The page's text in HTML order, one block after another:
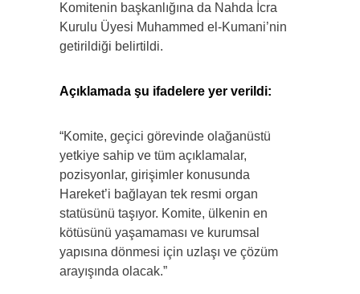
Komitenin başkanlığına da Nahda İcra
Kurulu Üyesi Muhammed el-Kumani’nin
getirildiği belirtildi.
Açıklamada şu ifadelere yer verildi:
“Komite, geçici görevinde olağanüstü
yetkiye sahip ve tüm açıklamalar,
pozisyonlar, girişimler konusunda
Hareket’i bağlayan tek resmi organ
statüsünü taşıyor. Komite, ülkenin en
kötüsünü yaşamaması ve kurumsal
yapısına dönmesi için uzlaşı ve çözüm
arayışında olacak.”